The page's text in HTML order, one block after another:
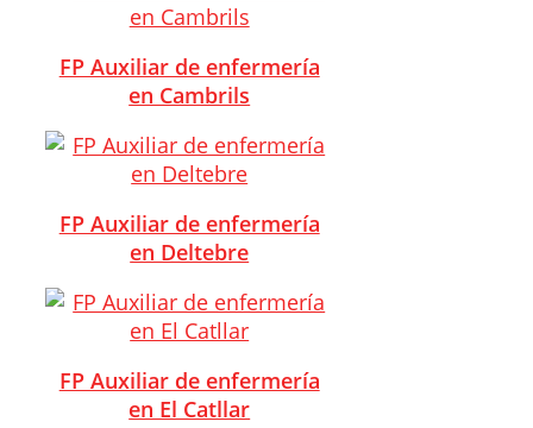
FP Auxiliar de enfermería
en Cambrils
FP Auxiliar de enfermería
en Deltebre
FP Auxiliar de enfermería
en El Catllar